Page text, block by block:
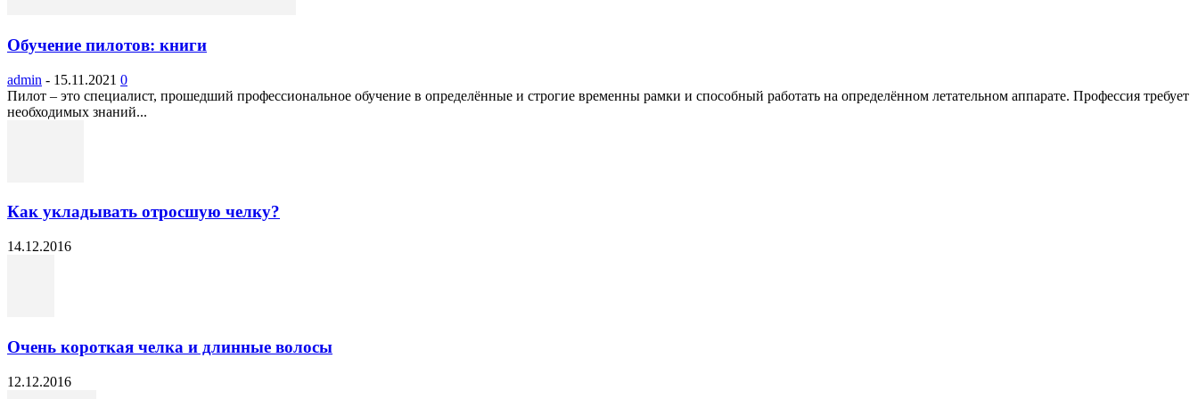
Обучение пилотов: книги
admin - 15.11.2021 0
Пилот – это специалист, прошедший профессиональное обучение в определённые и строгие временны рамки и способный работать на определённом летательном аппарате. Профессия требует
необходимых знаний...
Как укладывать отросшую челку?
14.12.2016
Очень короткая челка и длинные волосы
12.12.2016